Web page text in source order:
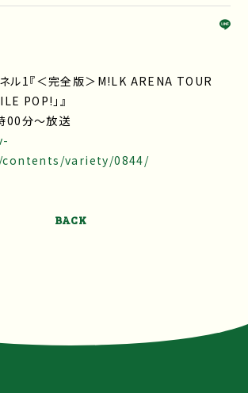
ネル1『＜完全版＞M!LK ARENA TOUR
POP!」』
00分〜放送
contents/variety/0844/
BACK